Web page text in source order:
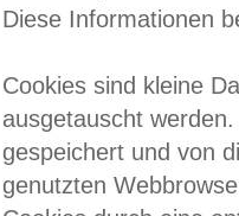
Diese Informationen
Cookies sind kleine
ausgetauscht
gespeichert und von
genutzten